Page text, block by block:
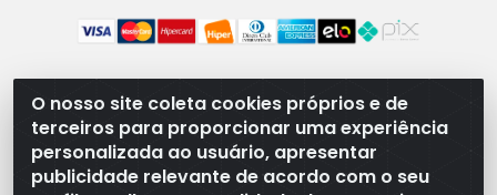
O nosso site coleta cookies próprios e de
terceiros para proporcionar uma experiência
personalizada ao usuário, apresentar
publicidade relevante de acordo com o seu
Medeiros Distribuidora - Rua Dias Carneiro, 1977 -
Ramal, Bacabal/MA - CEP 65.700-000 - CNPJ
08.474.030/0001-41